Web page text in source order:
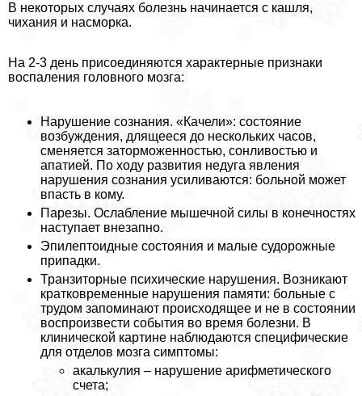
В некоторых случаях болезнь начинается с кашля,
чихания и насморка.
На 2-3 день присоединяются хаpaктерные признаки
воспаления головного мозга:
Нарушение сознания. «Качели»: состояние
возбуждения, длящееся до нескольких часов,
сменяется заторможенностью, сонливостью и
апатией. По ходу развития недуга явления
нарушения сознания усиливаются: больной может
впасть в кому.
Парезы. Ослабление мышечной силы в конечностях
наступает внезапно.
Эпилептоидные состояния и малые судорожные
припадки.
Транзиторные психические нарушения. Возникают
кратковременные нарушения памяти: больные с
трудом запоминают происходящее и не в состоянии
воспроизвести события во время болезни. В
клинической картине наблюдаются специфические
для отделов мозга симптомы:
акалькулия – нарушение арифметического
счета;